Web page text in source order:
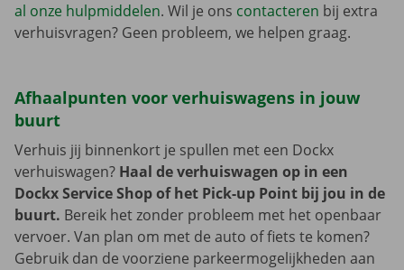
al onze hulpmiddelen. Wil je ons contacteren bij extra
verhuisvragen? Geen probleem, we helpen graag.
Afhaalpunten voor verhuiswagens in jouw
buurt
Verhuis jij binnenkort je spullen met een Dockx
verhuiswagen? Haal de verhuiswagen op in een
Dockx Service Shop of het Pick-up Point bij jou in de
buurt. Bereik het zonder probleem met het openbaar
vervoer. Van plan om met de auto of fiets te komen?
Gebruik dan de voorziene parkeermogelijkheden aan